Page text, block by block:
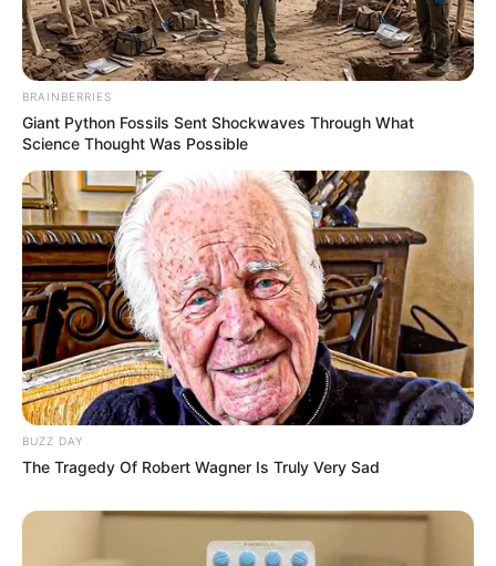
BRAINBERRIES
Giant Python Fossils Sent Shockwaves Through What
Science Thought Was Possible
BUZZ DAY
The Tragedy Of Robert Wagner Is Truly Very Sad